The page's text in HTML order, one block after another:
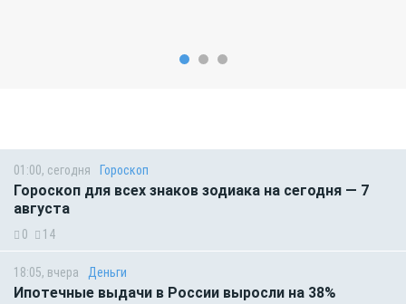
01:00, сегодня Гороскоп
Гороскоп для всех знаков зодиака на сегодня — 7
августа
0 14
18:05, вчера Деньги
Ипотечные выдачи в России выросли на 38%